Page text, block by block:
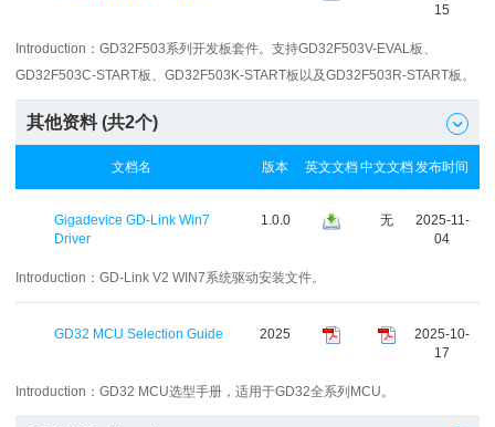
15
Introduction： GD32F503系列开发板套件。支持GD32F503V-EVAL板、
GD32F503C-START板、GD32F503K-START板以及GD32F503R-START板。
其他资料 (共2个) 
文档名 版本 英文文档中文文档发布时间
Gigadevice GD-Link Win7
Driver
1.0.0 无
2025-11-
04
Introduction： GD-Link V2 WIN7系统驱动安装文件。
GD32 MCU Selection Guide 2025
2025-10-
17
Introduction： GD32 MCU选型手册，适用于GD32全系列MCU。